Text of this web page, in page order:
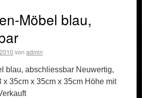
Möbel blau,
von admin
blau, abschliessbar Neuwertig,
x 35cm x 35cm x 35cm Höhe mit